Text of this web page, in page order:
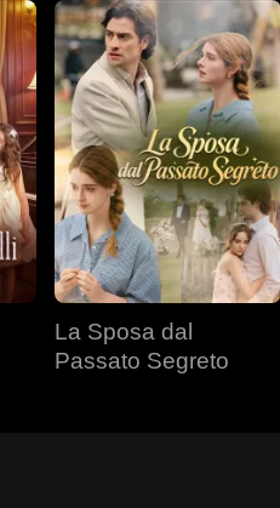
La Sposa dal
Passato Segreto